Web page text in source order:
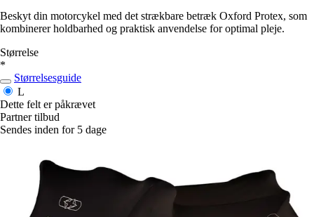
Beskyt din motorcykel med det strækbare betræk Oxford Protex, som
kombinerer holdbarhed og praktisk anvendelse for optimal pleje.
Størrelse
*
Størrelsesguide
L
Dette felt er påkrævet
Partner tilbud
Sendes inden for 5 dage